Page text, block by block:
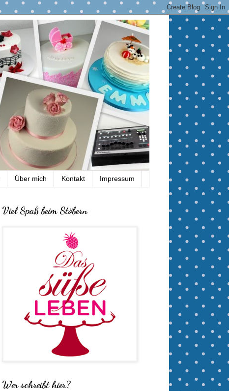
Über mich Kontakt Impressum
Viel Spaß beim Stöbern
Wer schreibt hier?